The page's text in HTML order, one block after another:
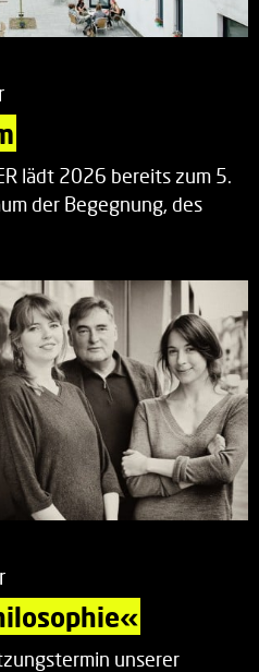
lädt 2026 bereits zum 5.
der Begegnung, des
unserer